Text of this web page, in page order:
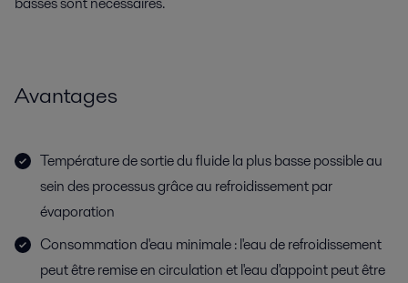
Avantages
Température de sortie du fluide la plus basse possible au
sein des processus grâce au refroidissement par
évaporation
Consommation d'eau minimale : l'eau de refroidissement
peut être remise en circulation et l'eau d'appoint peut être